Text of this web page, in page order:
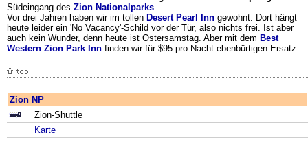
Südeingang des Zion Nationalparks.
Vor drei Jahren haben wir im tollen Desert Pearl Inn gewohnt. Dort hängt
heute leider ein 'No Vacancy'-Schild vor der Tür, also nichts frei. Ist aber
auch kein Wunder, denn heute ist Ostersamstag. Aber mit dem Best
Western Zion Park Inn finden wir für $95 pro Nacht ebenbürtigen Ersatz.
Zion NP
Zion-Shuttle
Karte